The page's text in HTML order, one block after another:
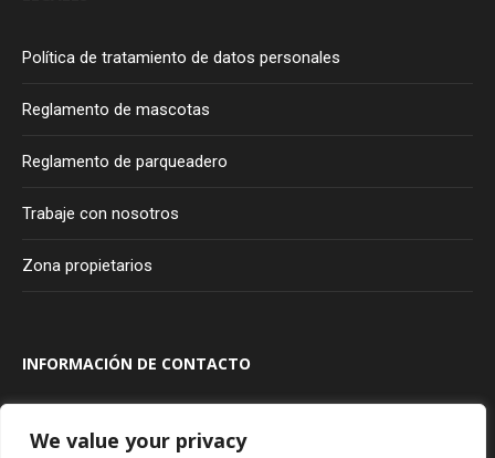
We value your privacy
Política de tratamiento de datos personales
Reglamento de mascotas
Reglamento de parqueadero
Trabaje con nosotros
Zona propietarios
INFORMACIÓN DE CONTACTO
Transversal 100A #80A - 20